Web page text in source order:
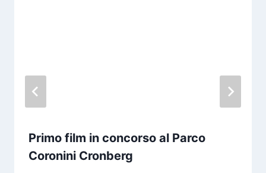
Primo film in concorso al Parco
Coronini Cronberg